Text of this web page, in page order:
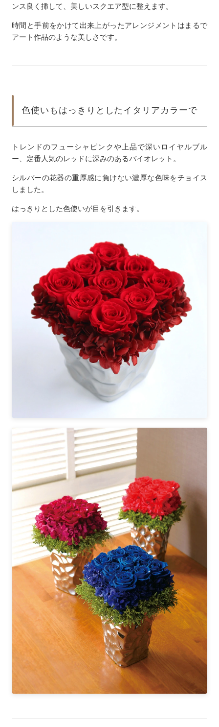
ンス良く挿して、美しいスクエア型に整えます。
時間と手前をかけて出来上がったアレンジメントはまるで
アート作品のような美しさです。
色使いもはっきりとしたイタリアカラーで
トレンドのフューシャピンクや上品で深いロイヤルブル
ー、定番人気のレッドに深みのあるバイオレット。
シルバーの花器の重厚感に負けない濃厚な色味をチョイス
しました。
はっきりとした色使いが目を引きます。